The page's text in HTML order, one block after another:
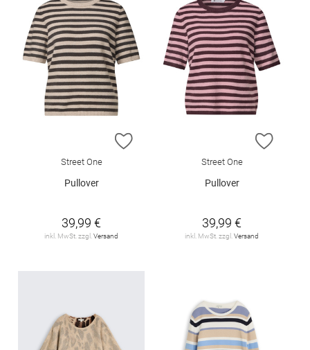
ZUR WUNSCHLISTE HINZUFÜGEN
Street One
Pullover
39,99 €
inkl. MwSt. zzgl. Versand
ZUR
Street One
Pullover
39,99 €
inkl. MwSt. zzgl. Versand